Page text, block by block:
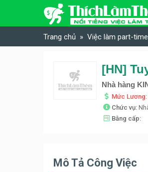
Skip to content
Trang chủ Việc làm part-time
Nhà hàng
Mức Lương:
Chức vụ:
Bằng cấp:
Mô Tả Công Việc